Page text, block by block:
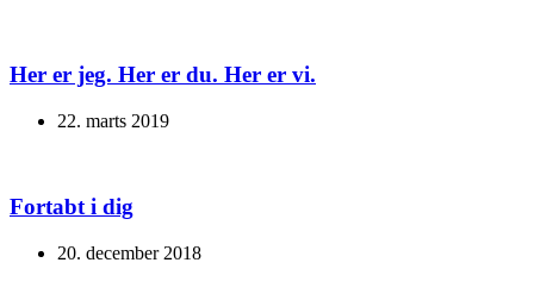
Her er jeg. Her er du. Her er vi.
22. marts 2019
Fortabt i dig
20. december 2018